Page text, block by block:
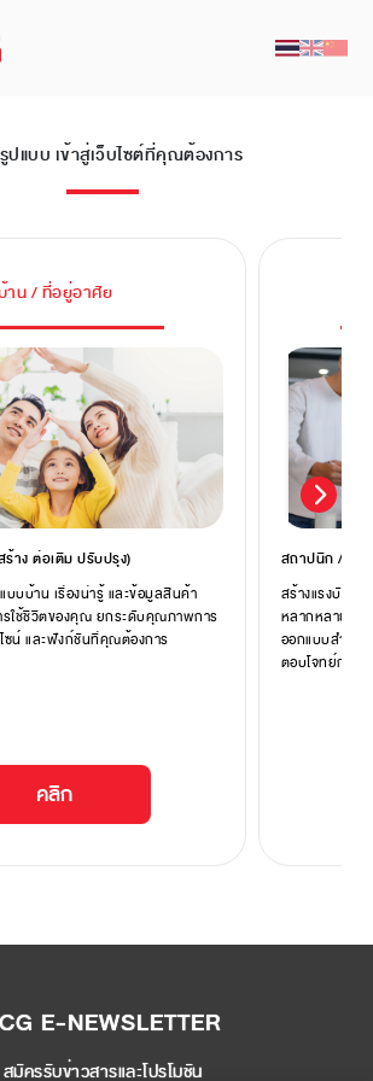
ปแบบ เข้าสู่เว็บไซต์ที่คุณต้องการ
าน / ที่อยู่อาศัย
าง ต่อเติม ปรับปรุง)
บบ้าน เรื่องน่ารู้ และข้อมูลสินค้า
รใช้ชีวิตของคุณ ยกระดับคุณภาพการ
ซน์ และฟังก์ชันที่คุณต้องการ
คลิก
สถาปนิก / ผู้รั
สร้างแรงบันดา
หลากหลายเท
ออกแบบสำหรั
ตอบโจทย์การ
E-NEWSLETTER
สมัครรับข่าวสารและโปรโมชัน